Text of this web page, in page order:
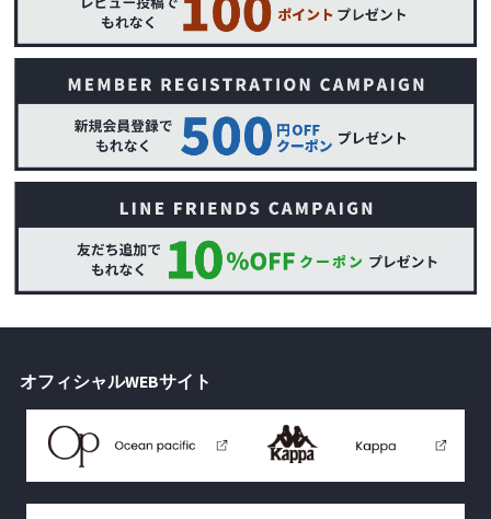
オフィシャルWEBサイト